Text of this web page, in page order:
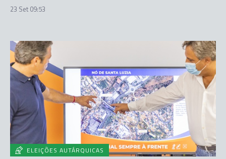
23 Set 09:53
ELEIÇÕES AUTÁRQUICAS